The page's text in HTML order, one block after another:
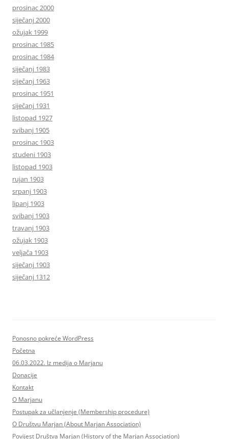
prosinac 2000
siječanj 2000
ožujak 1999
prosinac 1985
prosinac 1984
siječanj 1983
siječanj 1963
prosinac 1951
siječanj 1931
listopad 1927
svibanj 1905
prosinac 1903
studeni 1903
listopad 1903
rujan 1903
srpanj 1903
lipanj 1903
svibanj 1903
travanj 1903
ožujak 1903
veljača 1903
siječanj 1903
siječanj 1312
Ponosno pokreće WordPress
Početna
06.03.2022. Iz medija o Marjanu
Donacije
Kontakt
O Marjanu
Postupak za učlanjenje (Membership procedure)
O Društvu Marjan (About Marjan Association)
Povijest Društva Marjan (History of the Marjan Association)